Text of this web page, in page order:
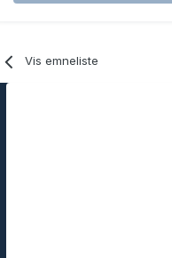
Vis emneliste